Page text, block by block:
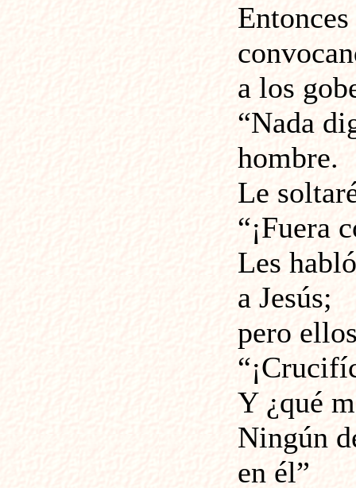
a los
“Nada
hombre.
Le
“¡Fuera
Les
a Jesús;
pero
Y ¿qué
Ningún
en él”